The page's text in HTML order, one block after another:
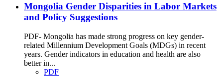
Mongolia Gender Disparities in Labor Markets
and Policy Suggestions
PDF- Mongolia has made strong progress on key gender-
related Millennium Development Goals (MDGs) in recent
years. Gender indicators in education and health are also
better in...
PDF